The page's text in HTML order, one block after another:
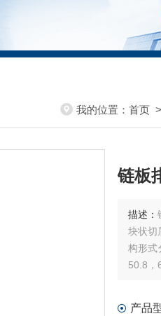
我的位置： 首页 >
链板
描述：
块状切
构形式
50.8，
产品